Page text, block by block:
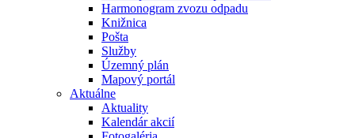
Harmonogram zvozu odpadu
Knižnica
Pošta
Služby
Územný plán
Mapový portál
Aktuálne
Aktuality
Kalendár akcií